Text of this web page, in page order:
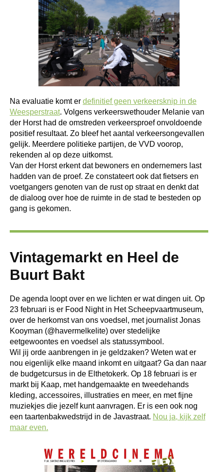
Na evaluatie komt er definitief geen verkeersknip in de
Weesperstraat. Volgens verkeerswethouder Melanie van
der Horst had de omstreden verkeersproef onvoldoende
positief resultaat. Zo bleef het aantal verkeersongevallen
gelijk. Meerdere politieke partijen, de VVD voorop,
rekenden al op deze uitkomst.
Van der Horst erkent dat bewoners en ondernemers last
hadden van de proef. Ze constateert ook dat fietsers en
voetgangers genoten van de rust op straat en denkt dat
de dialoog over hoe de ruimte in de stad te besteden op
gang is gekomen.
Vintagemarkt en Heel de
Buurt Bakt
De agenda loopt over en we lichten er wat dingen uit. Op
23 februari is er Food Night in Het Scheepvaartmuseum,
over de herkomst van ons voedsel, met journalist Jonas
Kooyman (@havermelkelite) over stedelijke
eetgewoontes en voedsel als statussymbool.
Wil jij orde aanbrengen in je geldzaken? Weten wat er
nou eigenlijk elke maand inkomt en uitgaat? Ga dan naar
de budgetcursus in de Elthetokerk. Op 18 februari is er
markt bij Kaap, met handgemaakte en tweedehands
kleding, accessoires, illustraties en meer, en met fijne
muziekjes die jezelf kunt aanvragen. Er is een ook nog
een taartenbakwedstrijd in de Javastraat. Nou ja, kijk zelf
maar even.